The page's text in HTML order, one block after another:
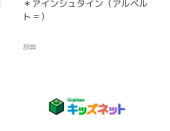
＊アインシュタイン（アルベル
ト＝）
辞典